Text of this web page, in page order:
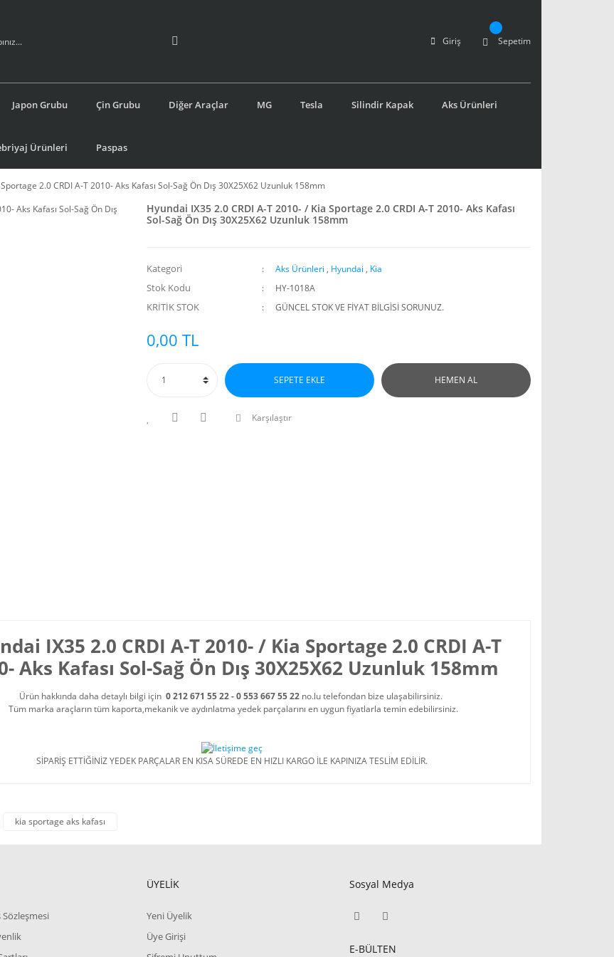
Giriş Sepetim
Japon Grubu Çin Grubu Diğer Araçlar MG Tesla Silindir Kapak Aks Ürünleri
Ürünleri Paspas
2.0 CRDI A-T 2010- Aks Kafası Sol-Sağ Ön Dış 30X25X62 Uzunluk 158mm
Hyundai IX35 2.0 CRDI A-T 2010- / Kia Sportage 2.0 CRDI A-T 2010- Aks Kafası
Sol-Sağ Ön Dış 30X25X62 Uzunluk 158mm
Kategori Aks Ürünleri , Hyundai , Kia
Stok Kodu HY-1018A
KRİTİK STOK GÜNCEL STOK VE FİYAT BİLGİSİ SORUNUZ.
0,00 TL
SEPETE EKLE HEMEN AL
Karşılaştır
IX35 2.0 CRDI A-T 2010- / Kia Sportage 2.0 CRDI A-T
Aks Kafası Sol-Sağ Ön Dış 30X25X62 Uzunluk 158mm
Ürün hakkında daha detaylı bilgi için 0 212 671 55 22 - 0 553 667 55 22 no.lu telefondan bize ulaşabilirsiniz.
Tüm marka araçların tüm kaporta,mekanik ve aydınlatma yedek parçalarını en uygun fiyatlarla temin edebilirsiniz.
SİPARİŞ ETTİĞİNİZ YEDEK PARÇALAR EN KISA SÜREDE EN HIZLI KARGO İLE KAPINIZA TESLİM EDİLİR.
kia sportage aks kafası
Sözleşmesi
ÜYELİK
Yeni Üyelik
Üye Girişi
Sosyal Medya
E-BÜLTEN